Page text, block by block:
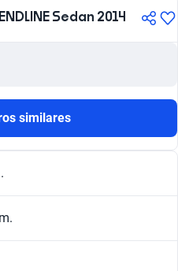
Sedan 2014
similares